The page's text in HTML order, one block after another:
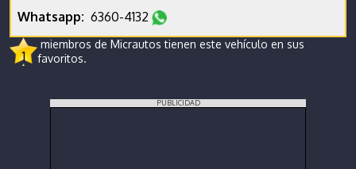
Whatsapp: 6360-4132
1
miembros de Micrautos tienen este vehículo en sus
favoritos.
PUBLICIDAD